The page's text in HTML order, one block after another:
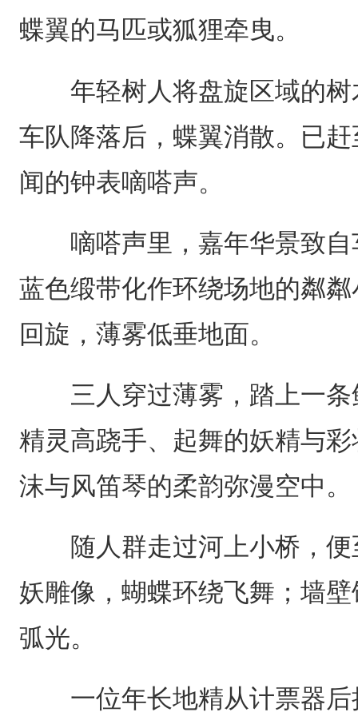
蝶翼的马匹或狐狸牵曳。
年轻树人将盘旋区域的树
车队降落后，蝶翼消散。已
闻的钟表嘀嗒声。
嘀嗒声里，嘉年华景致自
蓝色缎带化作环绕场地的粼
回旋，薄雾低垂地面。
三人穿过薄雾，踏上一条
精灵高跷手、起舞的妖精与
沫与风笛琴的柔韵弥漫空中。
随人群走过河上小桥，便
妖雕像，蝴蝶环绕飞舞；墙
弧光。
一位年长地精从计票器后